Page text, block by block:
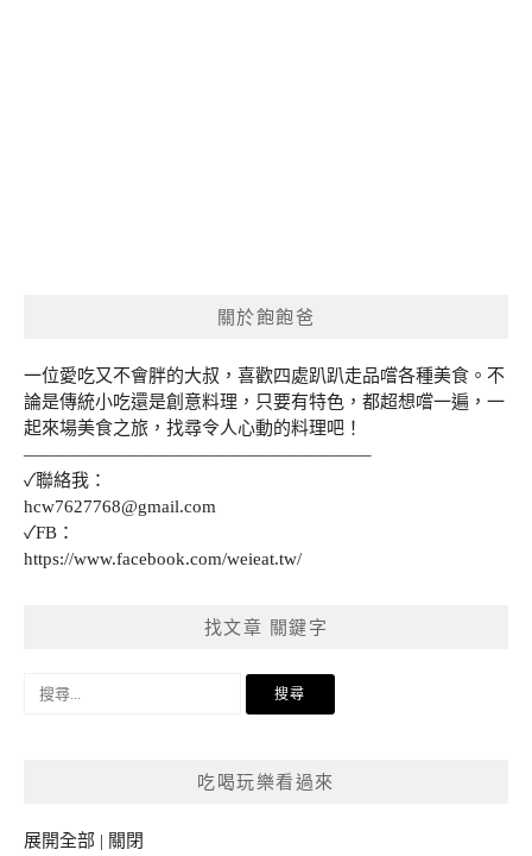
關於飽飽爸
一位愛吃又不會胖的大叔，喜歡四處趴趴走品嚐各種美食。不
論是傳統小吃還是創意料理，只要有特色，都超想嚐一遍，一
起來場美食之旅，找尋令人心動的料理吧！
———————————————————–
✓聯絡我：
hcw7627768@gmail.com
✓FB：
https://www.facebook.com/weieat.tw/
找文章 關鍵字
搜
吃喝玩樂看過來
展開全部 | 關閉